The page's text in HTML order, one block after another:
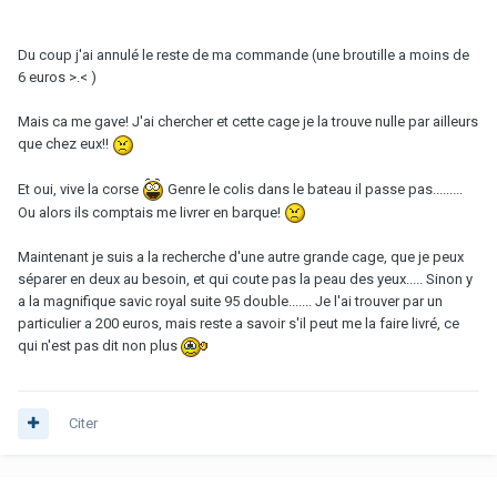
Du coup j'ai annulé le reste de ma commande (une broutille a moins de
6 euros >.< )
Mais ca me gave! J'ai chercher et cette cage je la trouve nulle par ailleurs
que chez eux!!
Et oui, vive la corse
Genre le colis dans le bateau il passe pas.........
Ou alors ils comptais me livrer en barque!
Maintenant je suis a la recherche d'une autre grande cage, que je peux
séparer en deux au besoin, et qui coute pas la peau des yeux..... Sinon y
a la magnifique savic royal suite 95 double....... Je l'ai trouver par un
particulier a 200 euros, mais reste a savoir s'il peut me la faire livré, ce
qui n'est pas dit non plus
Citer